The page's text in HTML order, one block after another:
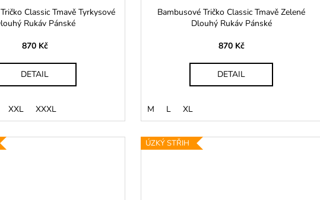
Classic Tmavě Tyrkysové
Rukáv Pánské
870 Kč
DETAIL
XXL XXXL
Bambusové Tričko Classic Tmavě Zelené
Dlouhý Rukáv Pánské
870 Kč
DETAIL
M L XL
ÚZKÝ STŘIH